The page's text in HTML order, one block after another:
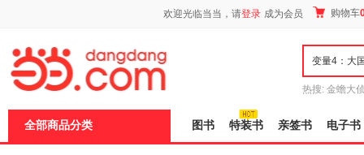
欢迎光临当当，请登录 成为会员 购物车
热搜: 金蟾大
全部商品分类 图书 特装书 亲签书 电子书
页